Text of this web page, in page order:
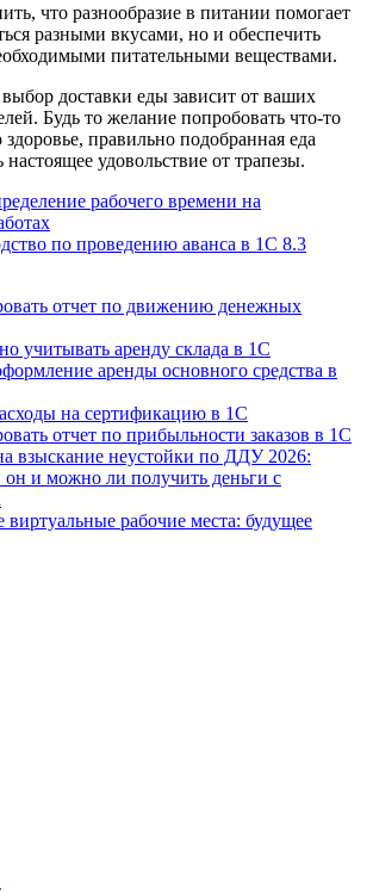
что разнообразие в питании помогает
разными вкусами, но и обеспечить
питательными веществами.
доставки еды зависит от ваших
Будь то желание попробовать что-то
здоровье, правильно подобранная еда
удовольствие от трапезы.
рабочего времени на
по проведению аванса в 1С 8.3
отчет по движению денежных
учитывать аренду склада в 1С
аренды основного средства в
на сертификацию в 1С
отчет по прибыльности заказов в 1С
взыскание неустойки по ДДУ 2026:
он и можно ли получить деньги с
рабочие места: будущее